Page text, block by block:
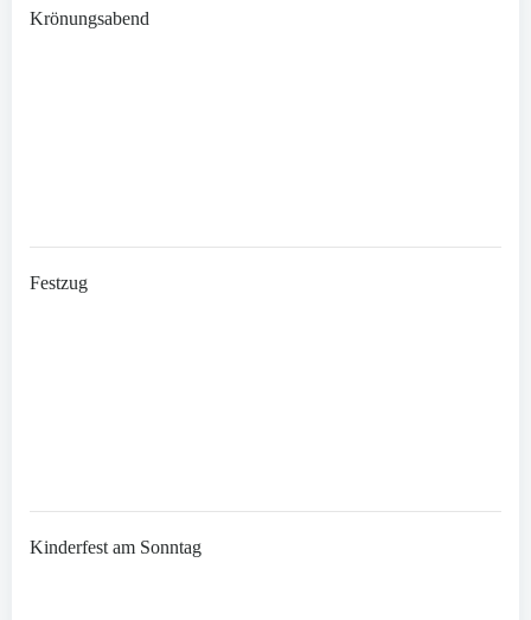
Krönungsabend
Festzug
Kinderfest am Sonntag